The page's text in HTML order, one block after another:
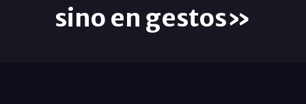
sino en gestos»